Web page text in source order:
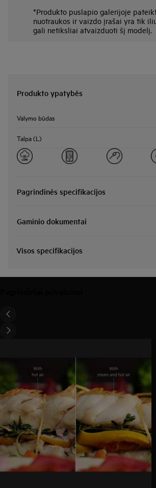
*Produkto puslapio galerijoje
nuotraukos ir vaizdo įrašai yra tik
gali netiksliai atvaizduoti šį modelį.
Produkto ypatybės
Valymo būdas
Talpa (L)
Pagrindinės specifikacijos
Gaminio dokumentai
Visos specifikacijos